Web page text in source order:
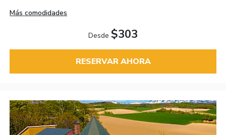
Más comodidades
Desde $303
RESERVAR AHORA